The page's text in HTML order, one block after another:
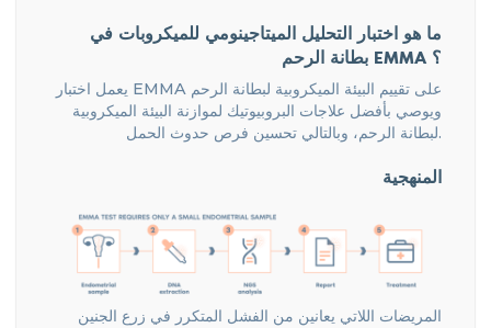
ما هو اختبار التحليل الميتاجينومي للميكروبات في
بطانة الرحم EMMA ؟
يعمل اختبار EMMA على تقييم البيئة الميكروبية لبطانة الرحم
ويوصي بأفضل علاجات البروبيوتيك لموازنة البيئة الميكروبية
لبطانة الرحم، وبالتالي تحسين فرص حدوث الحمل.
المنهجية
المريضات اللاتي يعانين من الفشل المتكرر في زرع الجنين